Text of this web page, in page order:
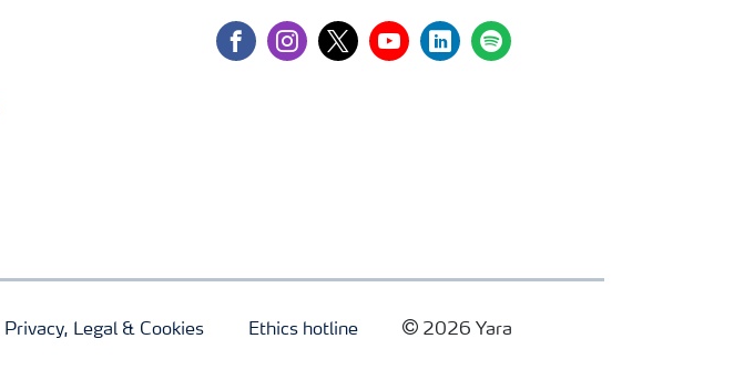
facebookinstagram
twitteryoutubelinkedinspotify
Privacy, Legal & Cookies Ethics hotline 2026 Yara